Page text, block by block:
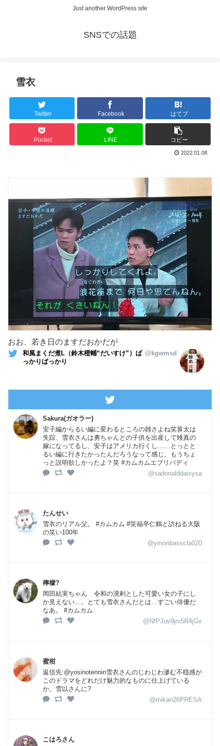
Just another WordPress site
SNSでの話題
雪衣
Twitter Facebook はてブ
Pocket LINE コピー
2022.01.08
おお、若き日のますだおかだが
和風まくだ煮L（鈴木橙輔“だいすけ”）ば
っかりばっかり
@kgwmsd
Sakura(ガオラー)
安子編からるい編に変わるところの雑さよね笑算太は
失踪、雪衣さんは勇ちゃんとの子供を出産して雉真の
嫁になってるし、安子はアメリカ行くし……とっとと
るい編に行きたかったんだろうなって感じ。もうちょ
っと説明欲しかったよ？笑 #カムカムエブリバディ
@sadonalddaisysa
たんせい
雪衣のリアル父。 #カムカム #笑福亭仁鶴と訪ねる大阪
の笑い100年
@ymoribasscla020
檸檬?
岡田結実ちゃん 令和の溌剌とした可愛い女の子にし
か見えない…。とても雪衣さんだとは…すごい俳優だ
なあ。 #カムカム
@NfPJuv9jm5R4jGv
蜜柑
返信先:@yosinotennin雪衣さんのじわじわ滲む不穏感が
このドラマをどれだけ魅力的なものに仕上げている
か。雪以さんに?
@mikan26PRESA
こはろさん